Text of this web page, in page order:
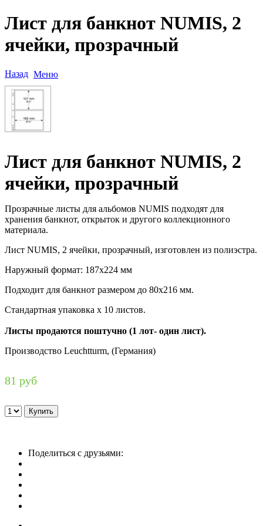
Лист для банкнот NUMIS, 2
ячейки, прозрачный
Назад Меню
Лист для банкнот NUMIS, 2
ячейки, прозрачный
Прозрачные листы для альбомов NUMIS подходят для
хранения банкнот, открыток и другого коллекционного
материала.
Лист NUMIS, 2 ячейки, прозрачный, изготовлен из полиэстра.
Наружный формат: 187х224 мм
Подходит для банкнот размером до 80x216 мм.
Стандартная упаковка х 10 листов.
Листы продаются поштучно (1 лот- один лист).
Производство Leuchtturm, (Германия)
81 руб
Поделиться с друзьями: